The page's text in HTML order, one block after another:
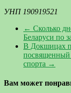
УНП 190919521
← Сколько
Беларуси по
В Докшицах
посвященный
спорта →
Вам может